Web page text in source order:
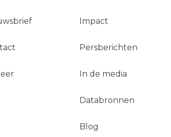
Impact
Persberichten
In de media
Databronnen
Blog